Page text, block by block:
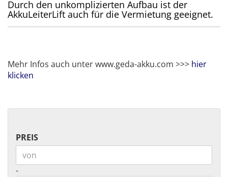
Durch den unkomplizierten Aufbau ist der
AkkuLeiterLift auch für die Vermietung geeignet.
Mehr Infos auch unter www.geda-akku.com >>> hier
klicken
PREIS
PREIS
Preis bis
-